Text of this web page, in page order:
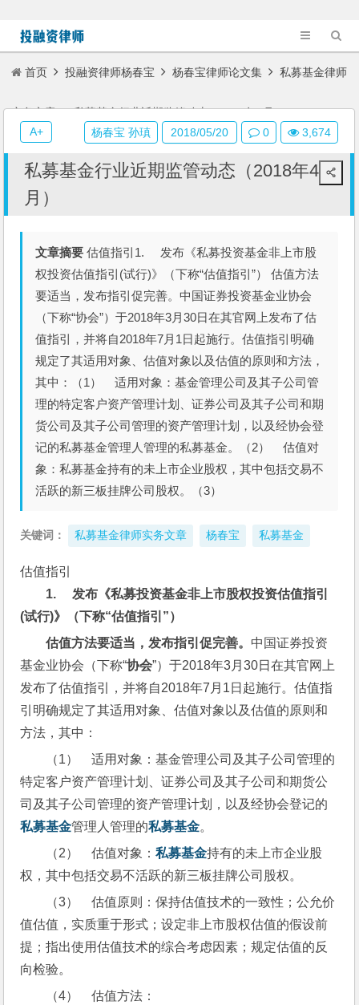
首页 投融资律师杨春宝 杨春宝律师论文集 私募基金律师
实务文章 私募基金行业近期监管动态（2018年4月）
私募基金行业近期监管动态（2018年4
月）
文章摘要 估值指引1. 发布《私募投资基金非上市股
权投资估值指引(试行)》（下称“估值指引”） 估值方法
要适当，发布指引促完善。中国证券投资基金业协会
（下称“协会”）于2018年3月30日在其官网上发布了估
值指引，并将自2018年7月1日起施行。估值指引明确
规定了其适用对象、估值对象以及估值的原则和方法，
其中：（1） 适用对象：基金管理公司及其子公司管
理的特定客户资产管理计划、证券公司及其子公司和期
货公司及其子公司管理的资产管理计划，以及经协会登
记的私募基金管理人管理的私募基金。（2） 估值对
象：私募基金持有的未上市企业股权，其中包括交易不
活跃的新三板挂牌公司股权。（3）
关键词： 私募基金律师实务文章 杨春宝 私募基金
估值指引
1. 发布《私募投资基金非上市股权投资估值指引
(试行)》（下称“估值指引”）
估值方法要适当，发布指引促完善。 中国证券投资
基金业协会（下称“协会”）于2018年3月30日在其官网上
发布了估值指引，并将自2018年7月1日起施行。估值指
引明确规定了其适用对象、估值对象以及估值的原则和
方法，其中：
（1）    适用对象：基金管理公司及其子公司管理的
特定客户资产管理计划、证券公司及其子公司和期货公
司及其子公司管理的资产管理计划，以及经协会登记的
私募基金管理人管理的私募基金。
（2）    估值对象：私募基金持有的未上市企业股
权，其中包括交易不活跃的新三板挂牌公司股权。
（3）    估值原则：保持估值技术的一致性；公允价
值估值，实质重于形式；设定非上市股权估值的假设前
提；指出使用估值技术的综合考虑因素；规定估值的反
向检验。
（4）    估值方法：
杨春宝 孙瑱 2018/05/20 0 3,674
A+